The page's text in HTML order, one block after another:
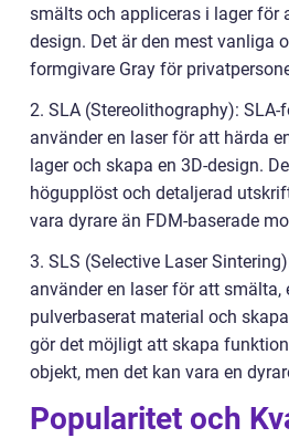
smälts och appliceras i lager för
design. Det är den mest vanliga
formgivare Gray för
2. SLA (Stereolithography): SLA-
använder en laser för att härda
lager och skapa en 3D-design.
högupplöst och detaljerad
vara dyrare än FDM-baserade
3. SLS (Selective Laser
använder en laser för att smälta,
pulverbaserat material och
gör det möjligt att skapa
objekt, men det kan vara en
Popularitet och